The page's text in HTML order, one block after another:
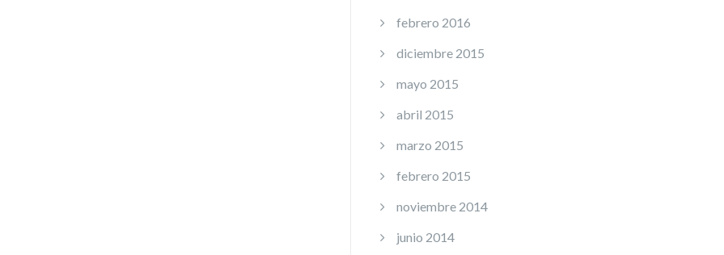
febrero 2016
diciembre 2015
mayo 2015
abril 2015
marzo 2015
febrero 2015
noviembre 2014
junio 2014